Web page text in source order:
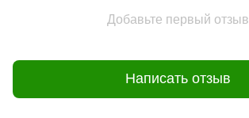
Добавьте первый отзыв
Написать отзыв